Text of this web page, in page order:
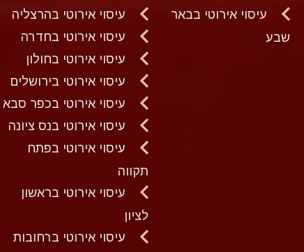
עיסוי אירוטי בבאר
שבע
עיסוי אירוטי בהרצליה
עיסוי אירוטי בחדרה
עיסוי אירוטי בחולון
עיסוי אירוטי בירושלים
עיסוי אירוטי בכפר סבא
עיסוי אירוטי בנס ציונה
עיסוי אירוטי בפתח
תקווה
עיסוי אירוטי בראשון
לציון
עיסוי אירוטי ברחובות